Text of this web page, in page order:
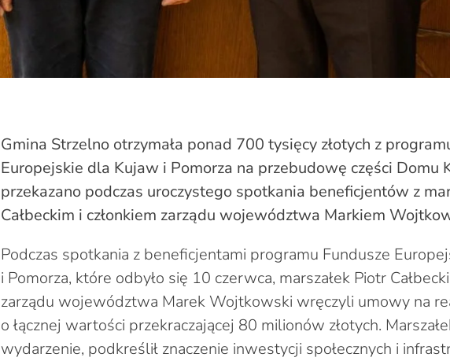
Gmina Strzelno otrzymała ponad 700 tysięcy złotych z
Europejskie dla Kujaw i Pomorza na przebudowę części Domu
przekazano podczas uroczystego spotkania beneficjentów z
Całbeckim i członkiem zarządu województwa Markiem
Podczas spotkania z beneficjentami programu Fundusze
i Pomorza, które odbyło się 10 czerwca, marszałek Piotr
zarządu województwa Marek Wojtkowski wręczyli umowy na
o łącznej wartości przekraczającej 80 milionów złotych.
wydarzenie, podkreślił znaczenie inwestycji społecznych i